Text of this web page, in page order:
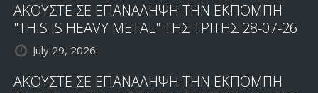
ΑΚΟΥΣΤΕ ΣΕ ΕΠΑΝΑΛΗΨΗ ΤΗΝ ΕΚΠΟΜΠΗ
"THIS IS HEAVY METAL" ΤΗΣ ΤΡΙΤΗΣ 28-07-26
July 29, 2026
ΑΚΟΥΣΤΕ ΣΕ ΕΠΑΝΑΛΗΨΗ ΤΗΝ ΕΚΠΟΜΠΗ